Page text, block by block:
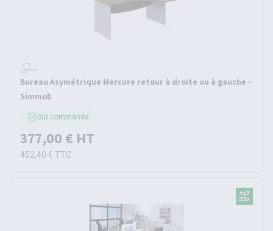
Bureau Asymétrique Mercure retour à droite ou à gauche -
Simmob
Sur commande
377,00 € HT
452,40 € TTC